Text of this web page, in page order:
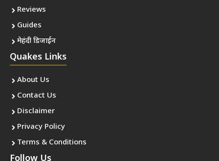
Reviews
Guides
मेहंदी डिजाईन
Quakes Links
About Us
Contact Us
Disclaimer
Privacy Policy
Terms & Conditions